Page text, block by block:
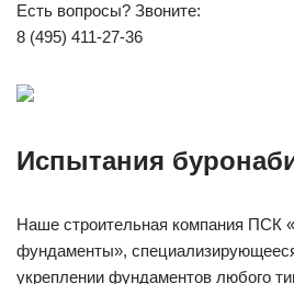
Есть вопросы? Звоните:
8 (495) 411-27-36
Испытания
Наше строительная компания ПСК
фундаменты»,
укреплении фундаментов любого